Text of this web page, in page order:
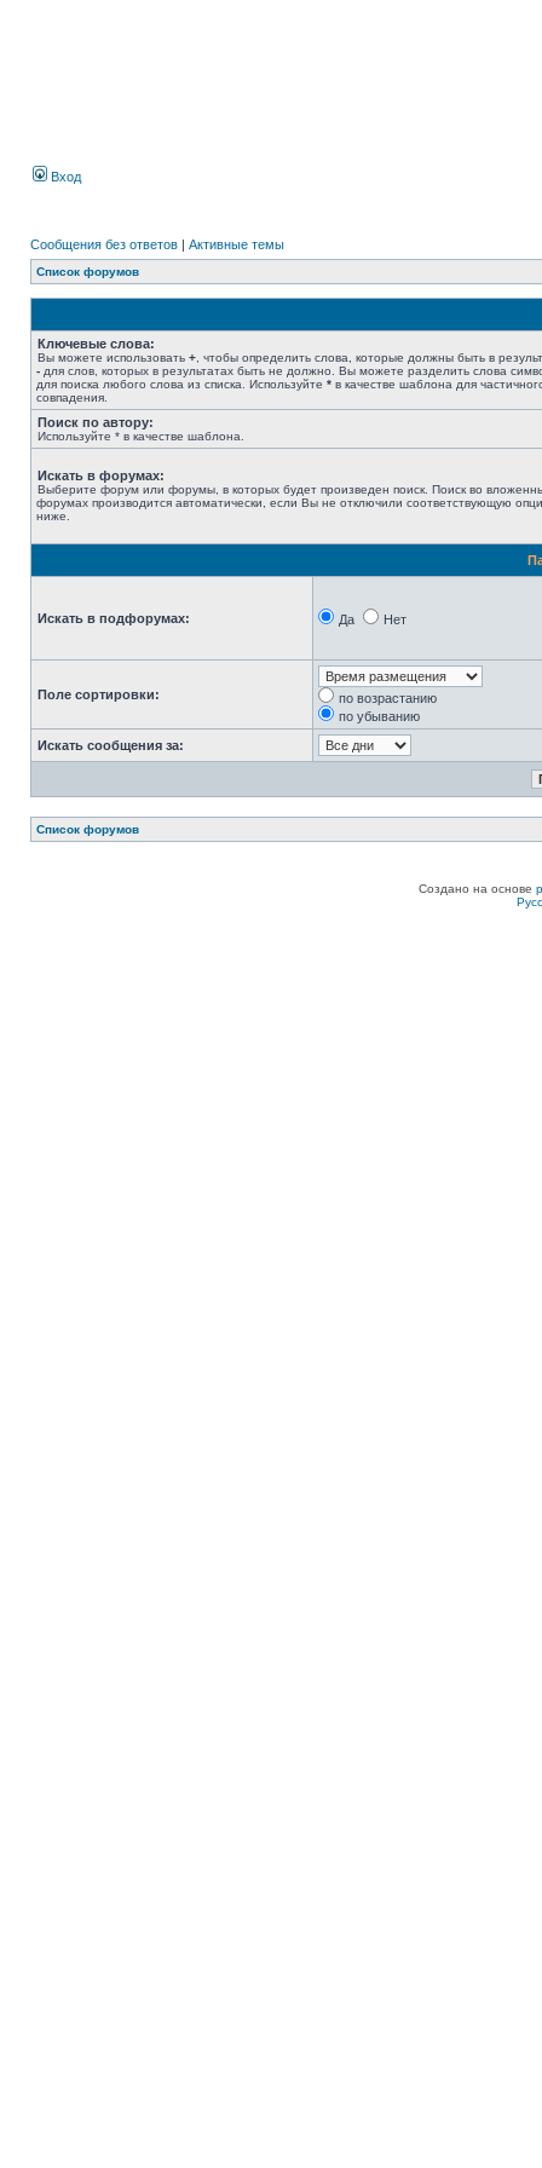
Вход
Сообщения без ответов | Активные темы
Список форумов
Ключевые слова:
Вы можете использовать + , чтобы определить слова, которые должны быть в
- для слов, которых в результатах быть не должно. Вы можете разделить слова
для поиска любого слова из списка. Используйте * в качестве шаблона для
совпадения.
Поиск по автору:
Используйте * в качестве шаблона.
Искать в форумах:
Выберите форум или форумы, в которых будет произведен поиск. Поиск во
форумах производится автоматически, если Вы не отключили соответствующую
ниже.
Искать в подфорумах: Да Нет
Поле сортировки:
по возрастанию
по убыванию
Искать сообщения за:
Список форумов
Создано на основе